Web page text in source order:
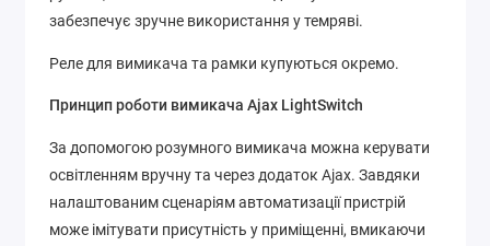
забезпечує зручне використання у темряві.
Реле для вимикача та рамки купуються окремо.
Принцип роботи вимикача Ajax LightSwitch
За допомогою розумного вимикача можна керувати
освітленням вручну та через додаток Ajax. Завдяки
налаштованим сценаріям автоматизації пристрій
може імітувати присутність у приміщенні, вмикаючи